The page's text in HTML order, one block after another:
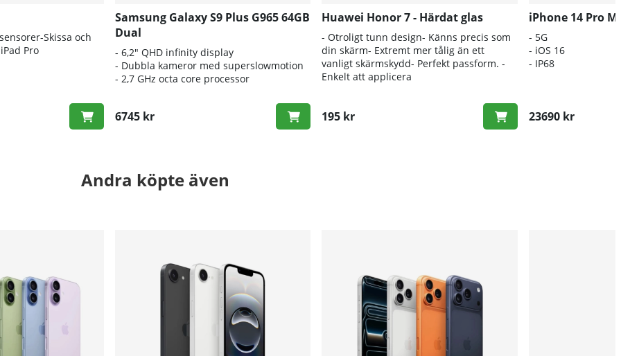
Skissa och
Pro
Samsung Galaxy S9 Plus G965 64GB
Dual
- 6,2" QHD infinity display
- Dubbla kameror med superslowmotion
- 2,7 GHz octa core processor
6745 kr
Huawei Honor 7 - Härdat glas
- Otroligt tunn design- Känns precis som
din skärm- Extremt mer tålig än ett
vanligt skärmskydd- Perfekt passform. -
Enkelt att applicera
195 kr
iPhone 14 Pro
- 5G
- iOS 16
- IP68
23690 kr
Andra köpte även